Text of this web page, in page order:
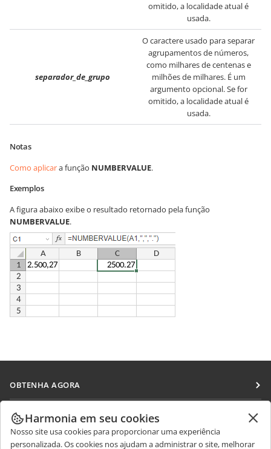
omitido, a localidade atual é
usada.
separador_de_grupo
O caractere usado para separar
agrupamentos de números,
como milhares de centenas e
milhões de milhares. É um
argumento opcional. Se for
omitido, a localidade atual é
usada.
Notas
Como aplicara função NUMBERVALUE.
Exemplos
A figura abaixo exibe o resultado retornado pela função
NUMBERVALUE.
OBTENHA AGORA
Docs
DocSpace
Workspace
COLABORAR
Para colaboradores
RECEBA NOTÍCIAS
Harmonia em seu cookies
Nosso site usa cookies para proporcionar uma experiência
personalizada. Os cookies nos ajudam a administrar o site, melhorar